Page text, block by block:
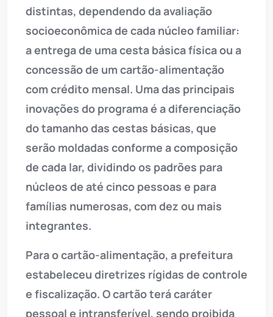
distintas, dependendo da avaliação
socioeconômica de cada núcleo familiar:
a entrega de uma cesta básica física ou a
concessão de um cartão-alimentação
com crédito mensal. Uma das principais
inovações do programa é a diferenciação
do tamanho das cestas básicas, que
serão moldadas conforme a composição
de cada lar, dividindo os padrões para
núcleos de até cinco pessoas e para
famílias numerosas, com dez ou mais
integrantes.
Para o cartão-alimentação, a prefeitura
estabeleceu diretrizes rígidas de controle
e fiscalização. O cartão terá caráter
pessoal e intransferível, sendo proibida